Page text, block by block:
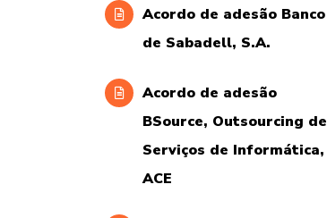
Acordo de adesão Banco
de Sabadell, S.A.
Acordo de adesão
BSource, Outsourcing de
Serviços de Informática,
ACE